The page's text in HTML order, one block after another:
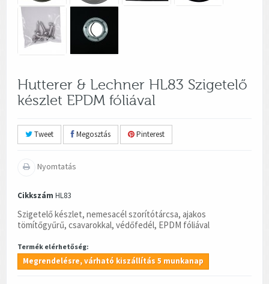
Hutterer & Lechner HL83 Szigetelő
készlet EPDM fóliával
Tweet Megosztás Pinterest
Nyomtatás
Cikkszám HL83
Szigetelő készlet, nemesacél szorítótárcsa, ajakos
tömítőgyűrű, csavarokkal, védőfedél, EPDM fóliával
Termék elérhetőség:
Megrendelésre, várható kiszállítás 5 munkanap